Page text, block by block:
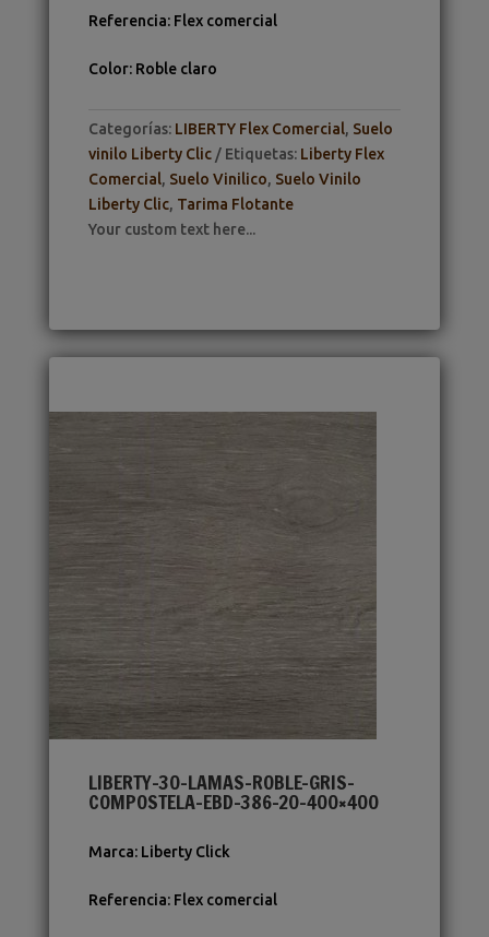
Referencia: Flex comercial
Color: Roble claro
Categorías: LIBERTY Flex Comercial, Suelo
vinilo Liberty Clic
Etiquetas: Liberty Flex
Comercial, Suelo Vinilico, Suelo Vinilo
Liberty Clic, Tarima Flotante
Your custom text here...
LIBERTY-30-LAMAS-ROBLE-GRIS-
COMPOSTELA-EBD-386-20-400×400
Marca: Liberty Click
Referencia: Flex comercial